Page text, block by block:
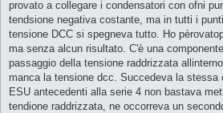
g
i
o
provato a collegare i condensatori con ofni
tendsione negativa costante, ma in tutti i
tensione DCC si spegneva tutto. Ho
ma senza alcun risultato. C'è una
passaggio della tensione raddrizzata
manca la tensione dcc. Succedeva la stessa
ESU antecedenti alla serie 4 non bastava
tendione raddrizzata, ne occorreva un